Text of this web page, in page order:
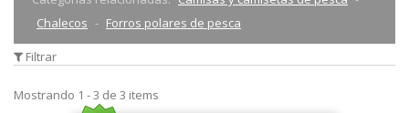
Chalecos
Forros polares de pesca
Filtrar
Mostrando 1 - 3 de 3 items